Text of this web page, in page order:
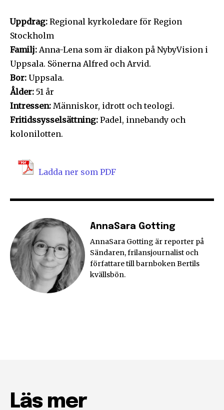
Uppdrag: Regional kyrkoledare för Region
Stockholm
Familj: Anna-Lena som är diakon på NybyVision i
Uppsala. Sönerna Alfred och Arvid.
Bor: Uppsala.
Ålder: 51 år
Intressen: Människor, idrott och teologi.
Fritidssysselsättning: Padel, innebandy och
kolonilotten.
Ladda ner som PDF
AnnaSara Gotting
AnnaSara Gotting är reporter på
Sändaren, frilansjournalist och
författare till barnboken Bertils
kvällsbön.
Läs mer